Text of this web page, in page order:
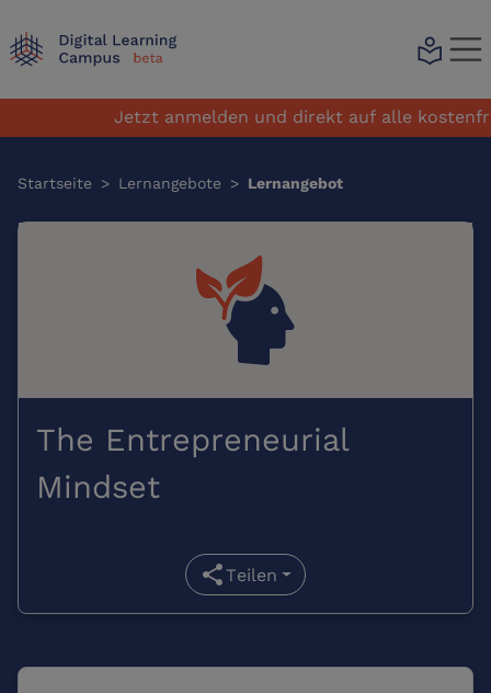
local_library
Jetzt anmelden und direkt auf alle
Startseite > Lernangebote > Lernangebot
The Entrepreneurial
Mindset
shareTeilen